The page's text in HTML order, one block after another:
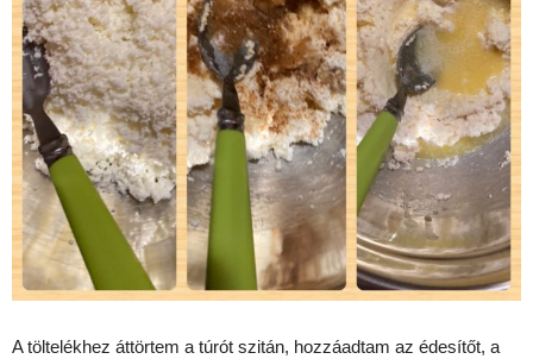
A töltelékhez áttörtem a túrót szitán, hozzáadtam az édesítőt, a